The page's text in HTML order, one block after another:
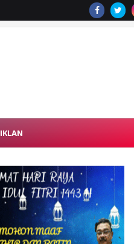
IKLAN